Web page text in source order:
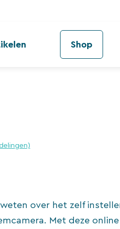
Shop
over het zelf
Met deze